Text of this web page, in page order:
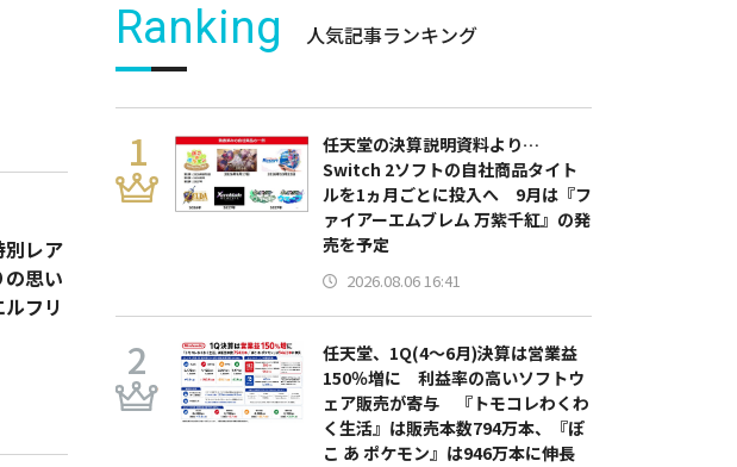
別レア
思い
フリ
Ranking 人気記事ランキング
任天堂の決算説明資料より…
Switch 2ソフトの自社商品タイト
ルを1ヵ月ごとに投入へ 9月は『フ
ァイアーエムブレム 万紫千紅』の発
売を予定
2026.08.06 16:41
任天堂、1Q(4～6月)決算は営業益
150％増に 利益率の高いソフトウ
ェア販売が寄与 『トモコレわくわ
く生活』は販売本数794万本、『ぽ
こ あ ポケモン』は946万本に伸長